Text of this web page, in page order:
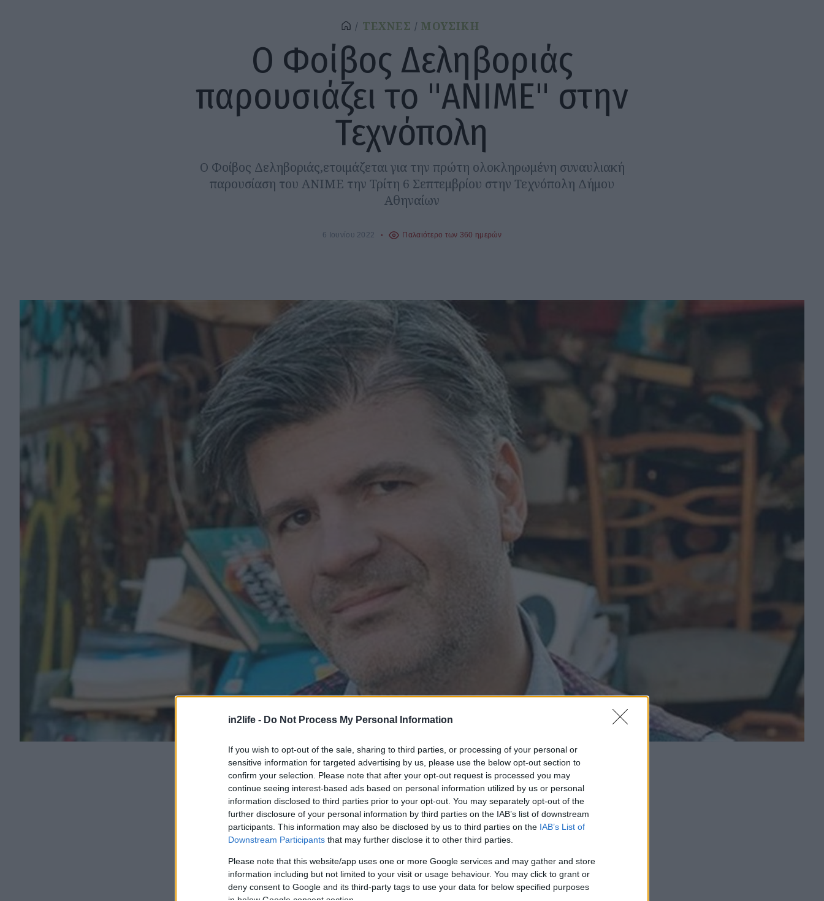
in2life - Do Not Process My Personal Information
If you wish to opt-out of the sale, sharing to third parties, or processing of your personal or
sensitive information for targeted advertising by us, please use the below opt-out section to
confirm your selection. Please note that after your opt-out request is processed you may
continue seeing interest-based ads based on personal information utilized by us or personal
information disclosed to third parties prior to your opt-out. You may separately opt-out of the
further disclosure of your personal information by third parties on the IAB’s list of downstream
participants. This information may also be disclosed by us to third parties on the IAB’s List of
Downstream Participants that may further disclose it to other third parties.
Please note that this website/app uses one or more Google services and may gather and store
information including but not limited to your visit or usage behaviour. You may click to grant or
deny consent to Google and its third-party tags to use your data for below specified purposes
ΤΕΧΝΕΣ ΜΟΥΣΙΚΗ
Ο Φοίβος Δεληβοριάς
παρουσιάζει το "ΑΝΙΜΕ" στην
Τεχνόπολη
Ο Φοίβος Δεληβοριάς,ετοιμάζεται για την πρώτη ολοκληρωμένη συναυλιακή
παρουσίαση του ΑΝΙΜΕ την Τρίτη 6 Σεπτεμβρίου στην Τεχνόπολη Δήμου
Αθηναίων
6 Ιουνίου 2022 Παλαιότερο των 360 ημερών